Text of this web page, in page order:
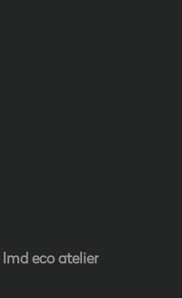
lmd eco atelier